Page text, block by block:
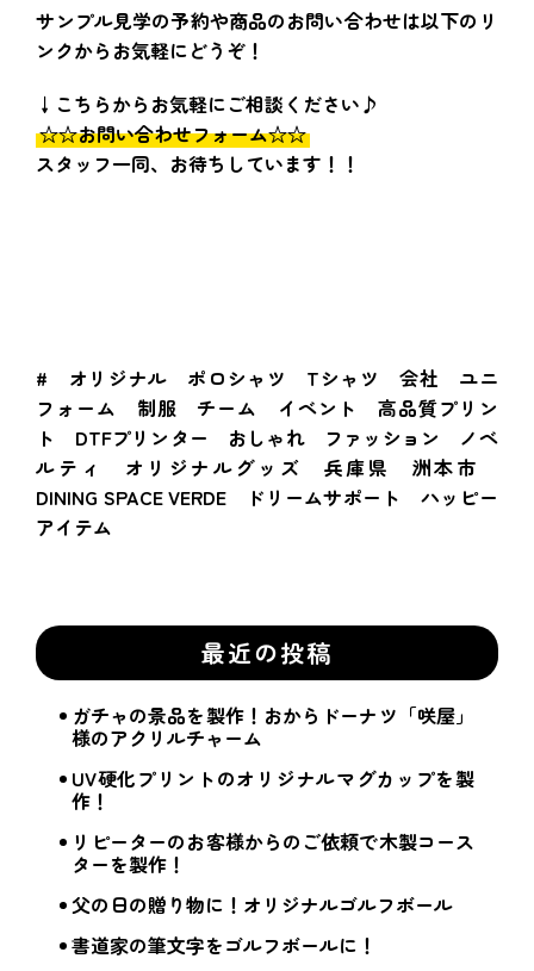
サンプル見学の予約や商品のお問い合わせは以下のリ
ンクからお気軽にどうぞ！
↓ こちらからお気軽にご相談ください♪
☆☆お問い合わせフォーム☆☆
スタッフ一同、お待ちしています！！
# オリジナル ポロシャツ Tシャツ 会社 ユニ
フォーム 制服 チーム イベント 高品質プリン
ト DTFプリンター おしゃれ ファッション ノベ
ルティ オリジナルグッズ 兵庫県 洲本市
DINING SPACE VERDE ドリームサポート ハッピー
アイテム
最近の投稿
ガチャの景品を製作！おからドーナツ「咲屋」
様のアクリルチャーム
UV硬化プリントのオリジナルマグカップを製
作！
リピーターのお客様からのご依頼で木製コース
ターを製作！
父の日の贈り物に！オリジナルゴルフボール
書道家の筆文字をゴルフボールに！